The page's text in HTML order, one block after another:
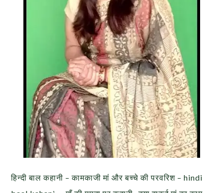
हिन्दी बाल कहानी – कामकाजी मां और बच्चे की परवरिश – hindi